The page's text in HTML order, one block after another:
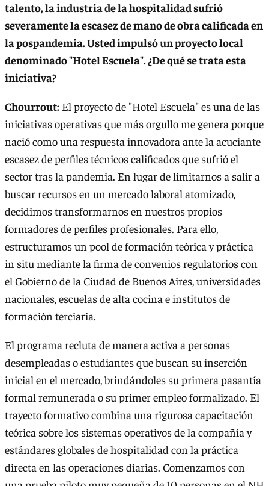
talento, la industria de la hospitalidad sufrió
severamente la escasez de mano de obra calificada en
la pospandemia. Usted impulsó un proyecto local
denominado "Hotel Escuela". ¿De qué se trata esta
iniciativa?
Chourrout: El proyecto de "Hotel Escuela" es una de las
iniciativas operativas que más orgullo me genera porque
nació como una respuesta innovadora ante la acuciante
escasez de perfiles técnicos calificados que sufrió el
sector tras la pandemia. En lugar de limitarnos a salir a
buscar recursos en un mercado laboral atomizado,
decidimos transformarnos en nuestros propios
formadores de perfiles profesionales. Para ello,
estructuramos un pool de formación teórica y práctica
in situ mediante la firma de convenios regulatorios con
el Gobierno de la Ciudad de Buenos Aires, universidades
nacionales, escuelas de alta cocina e institutos de
formación terciaria.
El programa recluta de manera activa a personas
desempleadas o estudiantes que buscan su inserción
inicial en el mercado, brindándoles su primera pasantía
formal remunerada o su primer empleo formalizado. El
trayecto formativo combina una rigurosa capacitación
teórica sobre los sistemas operativos de la compañía y
estándares globales de hospitalidad con la práctica
directa en las operaciones diarias. Comenzamos con